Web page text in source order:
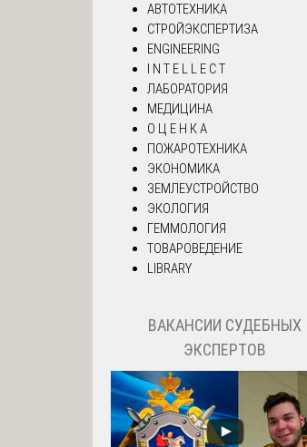
АВТОТЕХНИКА
СТРОЙЭКСПЕРТИЗА
ENGINEERING
I N T E L L E C T
ЛАБОРАТОРИЯ
МЕДИЦИНА
О Ц Е Н К А
ПОЖАРОТЕХНИКА
ЭКОНОМИКА
ЗЕМЛЕУСТРОЙСТВО
ЭКОЛОГИЯ
ГЕММОЛОГИЯ
ТОВАРОВЕДЕНИЕ
LIBRARY
ВАКАНСИИ СУДЕБНЫХ
ЭКСПЕРТОВ